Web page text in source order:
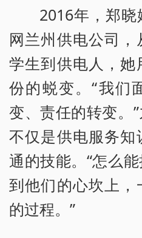
2016年，郑
网兰州供电公司
学生到供电人，
份的蜕变。“我们
变、责任的转变。
不仅是供电服务知
通的技能。“怎么
到他们的心坎上，
的过程。”